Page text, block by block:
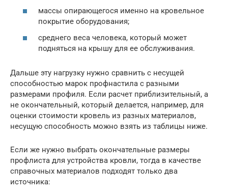
массы опирающегося именно на кровельное
покрытие оборудования;
среднего веса человека, который может
подняться на крышу для ее обслуживания.
Дальше эту нагрузку нужно сравнить с несущей
способностью марок профнастила с разными
размерами профиля. Если расчет приблизительный, а
не окончательный, который делается, например, для
оценки стоимости кровель из разных материалов,
несущую способность можно взять из таблицы ниже.
Если же нужно выбрать окончательные размеры
профлиста для устройства кровли, тогда в качестве
справочных материалов подходят только два
источника: